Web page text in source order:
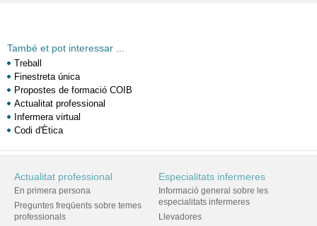
També et pot interessar ...
Treball
Finestreta única
Propostes de formació COIB
Actualitat professional
Infermera virtual
Codi d'Ètica
Actualitat professional
En primera persona
Preguntes freqüents sobre temes
professionals
Especialitats infermeres
Informació general sobre les
especialitats infermeres
Llevadores